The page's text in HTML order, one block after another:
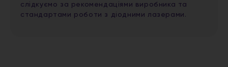
слідкуємо за рекомендаціями виробника та
стандартами роботи з діодними лазерами.